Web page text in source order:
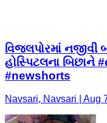
વિજલપોરમાં નજીવી
હોસ્પિટલના બિછાને
#newshorts
Navsari, Navsari | Aug